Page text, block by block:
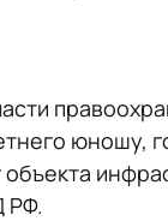
юношу,
РФ.